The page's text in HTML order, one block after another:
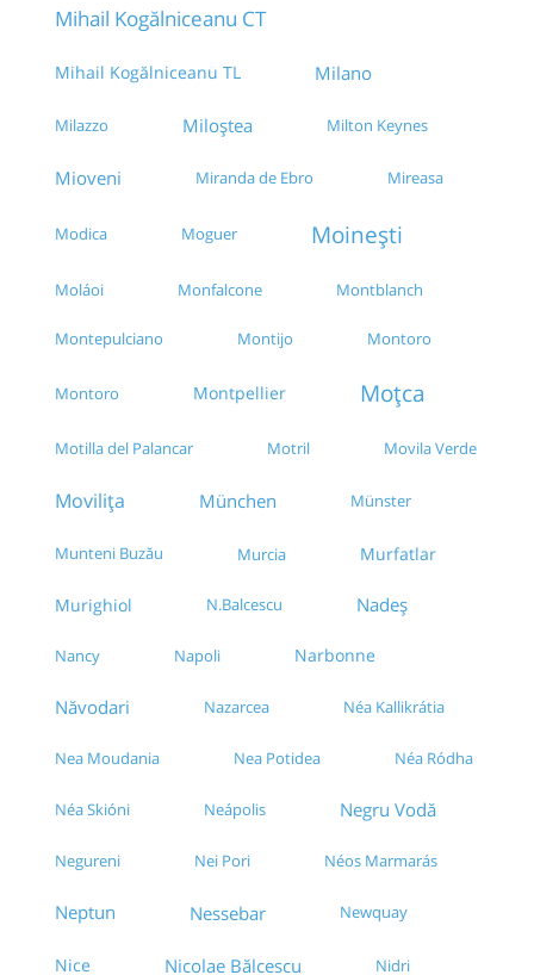
Mihail Kogălniceanu CT
Mihail Kogălniceanu TL Milano
Milazzo Miloștea Milton Keynes
Mioveni Miranda de Ebro Mireasa
Modica Moguer Moinești
Moláoi Monfalcone Montblanch
Montepulciano Montijo Montoro
Montoro Montpellier Moțca
Motilla del Palancar Motril Movila Verde
Movilița München Münster
Munteni Buzău Murcia Murfatlar
Murighiol N.Balcescu Nadeș
Nancy Napoli Narbonne
Năvodari Nazarcea Néa Kallikrátia
Nea Moudania Nea Potidea Néa Ródha
Néa Skióni Neápolis Negru Vodă
Negureni Nei Pori Néos Marmarás
Neptun Nessebar Newquay
Nice Nicolae Bălcescu Nidri